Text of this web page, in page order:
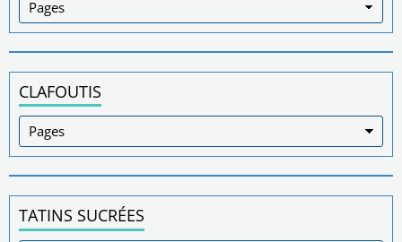
CLAFOUTIS
TATINS SUCRÉES